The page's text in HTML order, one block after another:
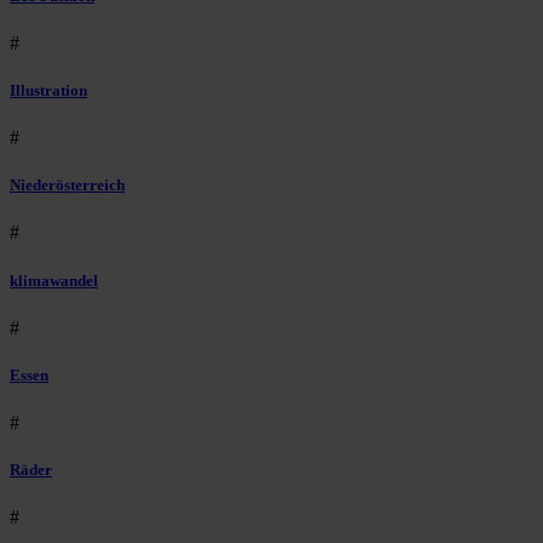
#
Illustration
#
Niederösterreich
#
klimawandel
#
Essen
#
Räder
#